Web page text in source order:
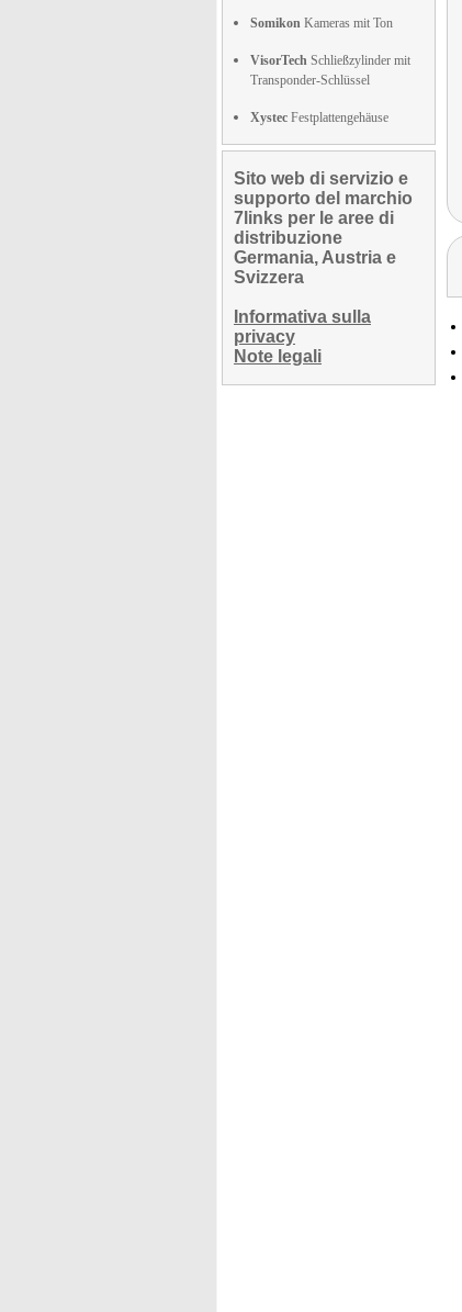
Somikon Kameras mit Ton
VisorTech Schließzylinder mit
Transponder-Schlüssel
Xystec Festplattengehäuse
Sito web di servizio e
supporto del marchio
7links per le aree di
distribuzione
Germania, Austria e
Svizzera
Informativa sulla
privacy
Note legali